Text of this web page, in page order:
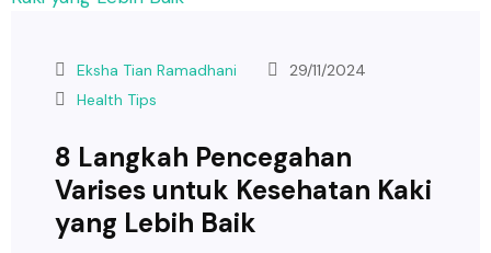
Eksha Tian Ramadhani
29/11/2024
Health Tips
8 Langkah Pencegahan
Varises untuk Kesehatan Kaki
yang Lebih Baik